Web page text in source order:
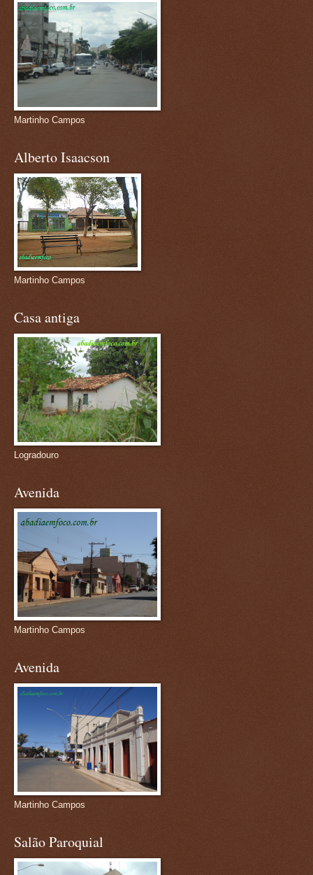
Martinho Campos
Alberto Isaacson
Martinho Campos
Casa antiga
Logradouro
Avenida
Martinho Campos
Avenida
Martinho Campos
Salão Paroquial